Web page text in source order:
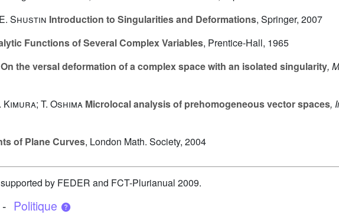
Shustin Introduction to Singularities and Deformations, Springer, 2007
Functions of Several Complex Variables, Prentice-Hall, 1965
On the versal deformation of a complex space with an isolated singularity,
T. Oshima Microlocal analysis of prehomogeneous vector spaces,
of Plane Curves, London Math. Society, 2004
by FEDER and FCT-Plurianual 2009.
- Politique